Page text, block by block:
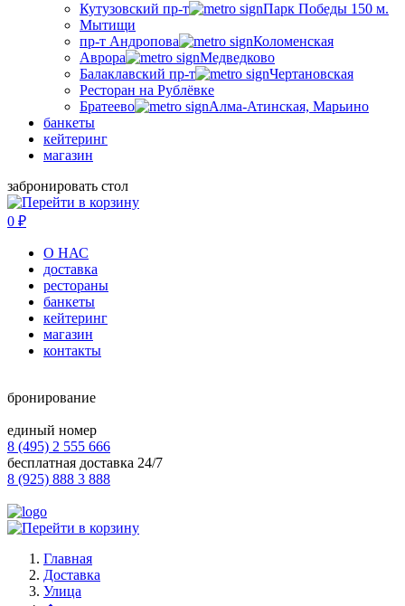
Кутузовский пр-т
Парк Победы 150 м.
Мытищи
пр-т Андропова
Коломенская
Аврора
Медведково
Балаклавский пр-т
Чертановская
Ресторан на Рублёвке
Братеево
Алма-Атинская, Марьино
банкеты
кейтеринг
магазин
забронировать стол
0 ₽
О НАС
доставка
рестораны
банкеты
кейтеринг
магазин
контакты
бронирование
единый номер
8 (495) 2 555 666
бесплатная доставка 24/7
8 (925) 888 3 888
Главная
Доставка
Улица